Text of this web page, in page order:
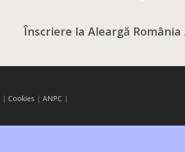
Înscriere la Aleargă România
| Cookies | ANPC |